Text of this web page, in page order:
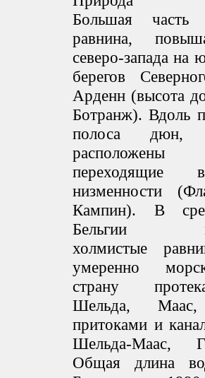
Большая
равнина,
северо-запада на
берегов
Арденн (высота
Ботранж). Вдоль
полоса дюн,
расположены
переходящие
низменности
Кампин). В
Бельгии
холмистые
умеренно
страну
Шельда,
притоками и
Шельда-Маас,
Общая длина